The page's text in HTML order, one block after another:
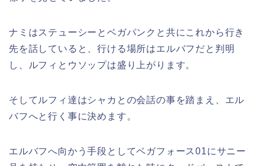
ナミはステューシーとベガパンクと共にこれから行き
先を話していると、行ける場所はエルバフだと判明
し、ルフィとウソップは盛り上がります。
そしてルフィ達はシャカとの会話の事を踏まえ、エル
バフへと行く事に決めます。
エルバフへ向かう手段としてベガフォース01にサニー